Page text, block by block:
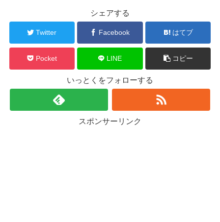
シェアする
Twitter Facebook はてブ
Pocket LINE コピー
いっとくをフォローする
スポンサーリンク